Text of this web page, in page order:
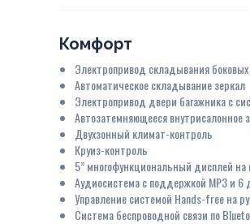
Комфорт
Электропривод складывания
Автоматическое складывание зеркал
Электропривод двери багажника с
Автозатемняющееся внутрисалонное
Двухзонный климат-контроль
Круиз-контроль
5” многофункциональный дисплей на
Аудиосистема с поддержкой MP3 и 6
Управление системой Hands-free на
Система беспроводной связи по